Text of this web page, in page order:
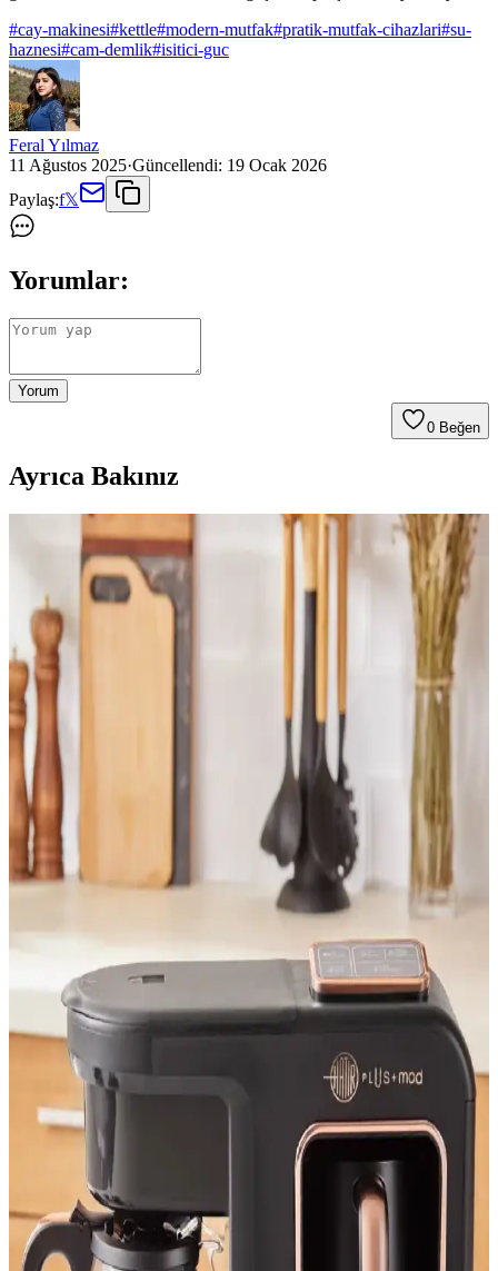
#cay-makinesi#kettle#modern-mutfak#pratik-mutfak-cihazlari#su-
haznesi#cam-demlik#isitici-guc
Feral Yılmaz
11 Ağustos 2025·Güncellendi: 19 Ocak 2026
Paylaş:f𝕏
Yorumlar:
Yorum
0 Beğen
Ayrıca Bakınız
Luno LC32006X02 ve Sunny Pasha Çay Makinesi
Karşılaştırması
Luno LC32006X02 ve Sunny Pasha çay makineleri arasındaki
farklar, özellikler ve kullanıcı yorumlarıyla en iyi seçimi yapmanıza
yardımcı olacak detaylı karşılaştırma.
Sinbo SK-2389 Cam Demlikli Çay Makinesi Beyaz:
Modern ve Pratik Demleme ve Kolay Kullanım
Sinbo SK-2389 Cam Demlikli Çay Makinesi Beyaz, sade ve
modern tasarıma sahip. Şeffaf cam demlik sayesinde demleme süreci
gözlemlenebilir; su kapasitesi 1–2 L. Resmi distribütör garantili, 2
yıl. Otomatik kapanma yok; dikkatli kullanım gerekir.
Arzum Çay Makinesi ve Su Isıtıcısı: Buhar Emniyeti
ile Güvenli Demleme ve Hızlı Isıtma
Esgep Arzum Çay Makinesi ve Su Isıtıcısı, Buhar Emniyet
Termostatı ile güvenli deneyim sağlar; hızlı ısıtma, sıcak tutma ve
çok amaçlı kullanım sağlar. Ergonomik ve kompakt tasarım ile renk
seçenekleri mutfakta estetik ve pratiklik katar; aksesuar uyumu
esneklik sağlar.
Arçelik Çay Makinesi Demlik Süzgeci: Dayanıklı ve
Pratik Tasarımıyla Mükemmel Demleme Deneyimi
Arçelik'in dayanıklı paslanmaz çelik ve şık tasarıma sahip demlik
süzgeci, geniş haznesi ve kolay temizliğiyle mükemmel çay
demleme deneyimi sunar.
Grundig TM 4961 Cam Demlikli Çay Makinesi: Su
Isıtıcı ve Demlik Bir Arada İnceleme